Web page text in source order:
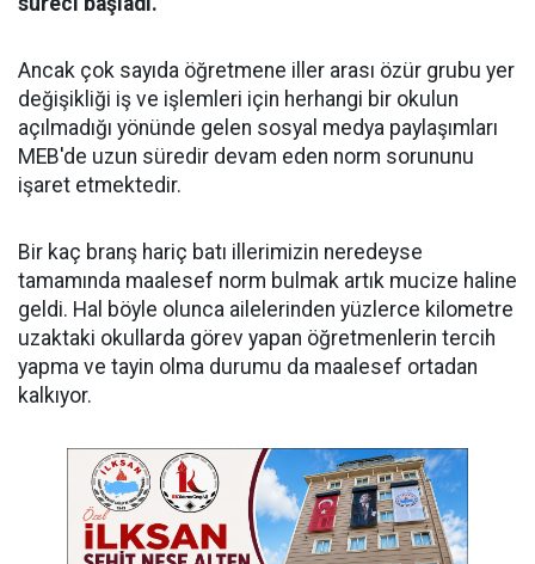
Ancak çok sayıda öğretmene iller arası özür grubu yer
değişikliği iş ve işlemleri için herhangi bir okulun
açılmadığı yönünde gelen sosyal medya paylaşımları
MEB'de uzun süredir devam eden norm sorununu
işaret etmektedir.
Bir kaç branş hariç batı illerimizin neredeyse
tamamında maalesef norm bulmak artık mucize haline
geldi. Hal böyle olunca ailelerinden yüzlerce kilometre
uzaktaki okullarda görev yapan öğretmenlerin tercih
yapma ve tayin olma durumu da maalesef ortadan
kalkıyor.